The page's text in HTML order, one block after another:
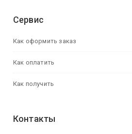
Сервис
Как оформить заказ
Как оплатить
Как получить
Контакты